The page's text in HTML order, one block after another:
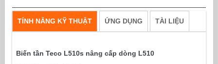
TÍNH NĂNG KỸ THUẬT ỨNG DỤNG TÀI LIỆU
Biến tần Teco L510s nâng cấp dòng L510